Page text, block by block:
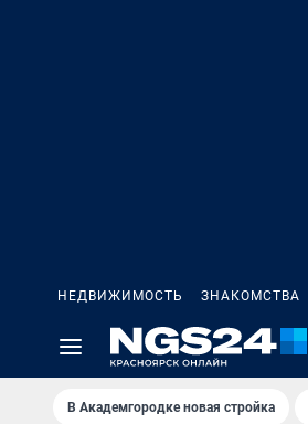
НЕДВИЖИМОСТЬ ЗНАКОМСТВА
В Академгородке новая стройка